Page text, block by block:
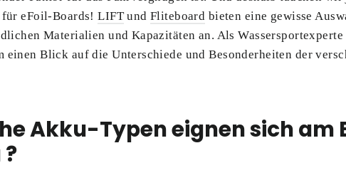
für eFoil-Boards!LIFTundFliteboard bieten eine gewisse
Materialien und Kapazitäten an. Als
einen Blick auf die Unterschiede und Besonderheiten der
Akku-Typen eignen sich am